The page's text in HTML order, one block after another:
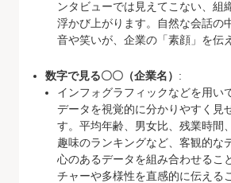
ンタビューでは見えてこない、組
浮かび上がります。自然な会話の
音や笑いが、企業の「素顔」を伝
数字で見る〇〇（企業名） :
インフォグラフィックなどを用い
データを視覚的に分かりやすく見
す。平均年齢、男女比、残業時間
趣味のランキングなど、客観的な
心のあるデータを組み合わせるこ
チャーや多様性を直感的に伝える